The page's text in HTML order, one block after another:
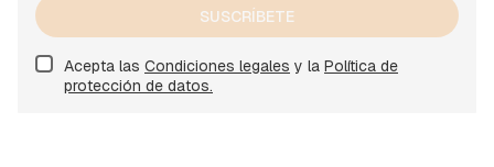
SUSCRÍBETE
Acepta las Condiciones legales y la Política de
protección de datos.